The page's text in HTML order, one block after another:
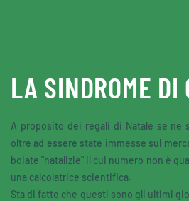
LA SINDROME DI
A proposito dei regali di Natale se
oltre ad essere state immesse sul
boiate "natalizie" il cui numero non è
una calcolatrice scientifica.
Sta di fatto che questi sono gli ultimi